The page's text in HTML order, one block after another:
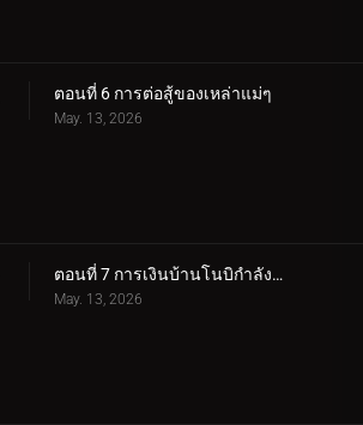
ตอนที่ 6 การต่อสู้ของเหล่าแม่ๆ
May. 13, 2026
ตอนที่ 7 การเงินบ้านโนบิกำลังวิกฤติ! 360p
May. 13, 2026